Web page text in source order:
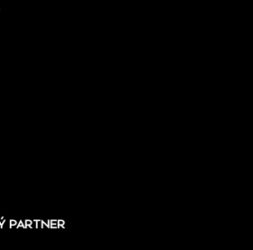
PARTNER